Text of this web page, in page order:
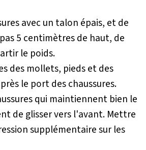
avec un talon épais, et de
5 centimètres de haut, de
le poids.
des mollets, pieds et des
le port des chaussures.
qui maintiennent bien le
de glisser vers l'avant. Mettre
supplémentaire sur les